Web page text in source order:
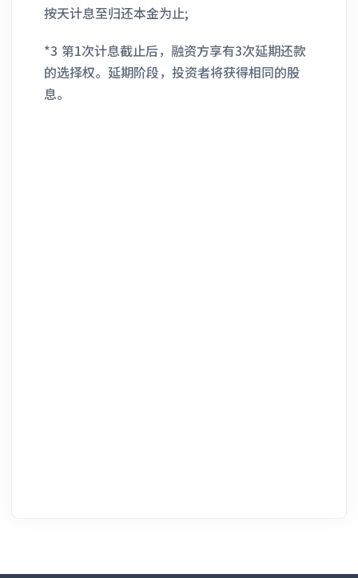
按天计息至归还本金为止;
*3 第1次计息截止后，融资方享有3次延期还款
的选择权。延期阶段，投资者将获得相同的股
息。